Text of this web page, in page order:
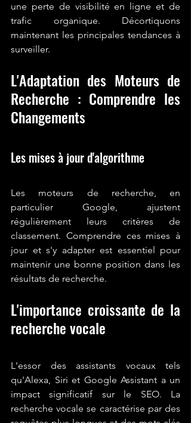
une perte de visibilité en ligne et de
trafic organique. Décortiquons
maintenant les principales tendances à
surveiller.
L'Adaptation des Moteurs de
Recherche : Comprendre les
Changements
Les mises à jour d'algorithme
Les moteurs de recherche, en
particulier Google, ajustent
régulièrement leurs critères de
classement. Comprendre ces mises à
jour et s'y adapter est essentiel pour
maintenir une bonne position dans les
résultats de recherche.
L'importance croissante de la
recherche vocale
L'essor des assistants vocaux tels
qu'Alexa, Siri et Google Assistant a un
impact significatif sur le SEO. La
recherche vocale se caractérise par des